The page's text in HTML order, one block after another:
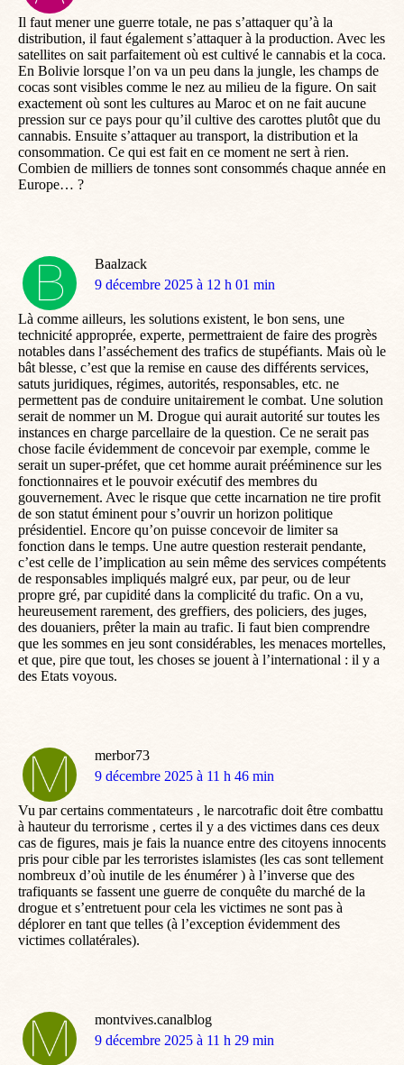
Il faut mener une guerre totale, ne pas s’attaquer qu’à la
distribution, il faut également s’attaquer à la production. Avec les
satellites on sait parfaitement où est cultivé le cannabis et la coca.
En Bolivie lorsque l’on va un peu dans la jungle, les champs de
cocas sont visibles comme le nez au milieu de la figure. On sait
exactement où sont les cultures au Maroc et on ne fait aucune
pression sur ce pays pour qu’il cultive des carottes plutôt que du
cannabis. Ensuite s’attaquer au transport, la distribution et la
consommation. Ce qui est fait en ce moment ne sert à rien.
Combien de milliers de tonnes sont consommés chaque année en
Europe… ?
Baalzack
dit
9 décembre 2025 à 12 h 01 min
Là comme ailleurs, les solutions existent, le bon sens, une
technicité approprée, experte, permettraient de faire des progrès
notables dans l’asséchement des trafics de stupéfiants. Mais où le
bât blesse, c’est que la remise en cause des différents services,
satuts juridiques, régimes, autorités, responsables, etc. ne
permettent pas de conduire unitairement le combat. Une solution
serait de nommer un M. Drogue qui aurait autorité sur toutes les
instances en charge parcellaire de la question. Ce ne serait pas
chose facile évidemment de concevoir par exemple, comme le
serait un super-préfet, que cet homme aurait prééminence sur les
fonctionnaires et le pouvoir exécutif des membres du
gouvernement. Avec le risque que cette incarnation ne tire profit
de son statut éminent pour s’ouvrir un horizon politique
présidentiel. Encore qu’on puisse concevoir de limiter sa
fonction dans le temps. Une autre question resterait pendante,
c’est celle de l’implication au sein même des services compétents
de responsables impliqués malgré eux, par peur, ou de leur
propre gré, par cupidité dans la complicité du trafic. On a vu,
heureusement rarement, des greffiers, des policiers, des juges,
des douaniers, prêter la main au trafic. Ii faut bien comprendre
que les sommes en jeu sont considérables, les menaces mortelles,
et que, pire que tout, les choses se jouent à l’international : il y a
des Etats voyous.
merbor73
dit
9 décembre 2025 à 11 h 46 min
Vu par certains commentateurs , le narcotrafic doit être combattu
à hauteur du terrorisme , certes il y a des victimes dans ces deux
cas de figures, mais je fais la nuance entre des citoyens innocents
pris pour cible par les terroristes islamistes (les cas sont tellement
nombreux d’où inutile de les énumérer ) à l’inverse que des
trafiquants se fassent une guerre de conquête du marché de la
drogue et s’entretuent pour cela les victimes ne sont pas à
déplorer en tant que telles (à l’exception évidemment des
victimes collatérales).
montvives.canalblog
dit
9 décembre 2025 à 11 h 29 min